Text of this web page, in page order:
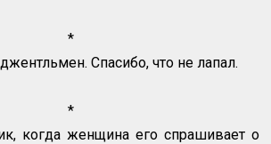
*
Спасибо, что не лапал.
*
когда женщина его спрашивает о